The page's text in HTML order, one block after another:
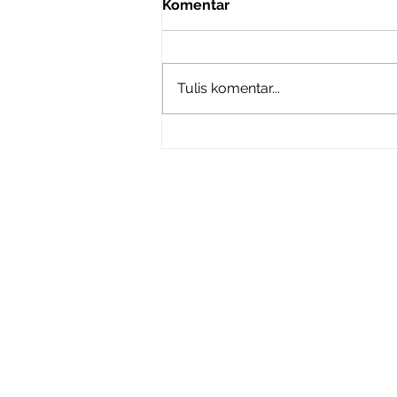
Komentar
Tulis komentar...